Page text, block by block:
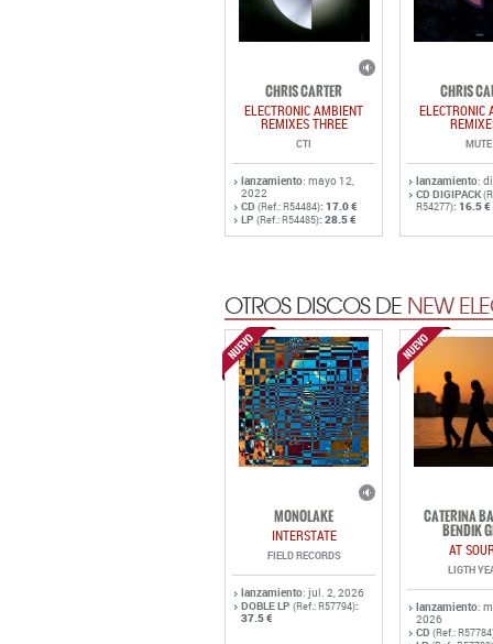
CHRIS CARTER
ELECTRONIC AMBIENT
REMIXES THREE
lanzamiento: mayo 12,
2022
(Ref.: R54484):17.0 €
(Ref.: R54485)
CHRIS
lanzamiento:
CD DIGIPACK
R54277):16.5 €
OTROS DISCOS DE
MONOLAKE
INTERSTATE
lanzamiento: jul. 2, 2026
DOBLE LP(Ref.: R57794)
CATERINA
BENDIK
AT
lanzamiento:
(Ref.:
(Ref.: R57783)